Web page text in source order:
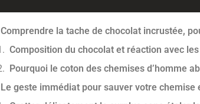
Comprendre la tache de chocolat incrustée,
Composition du chocolat et réaction avec
Pourquoi le coton des chemises d’homme
Le geste immédiat pour sauver votre chemise